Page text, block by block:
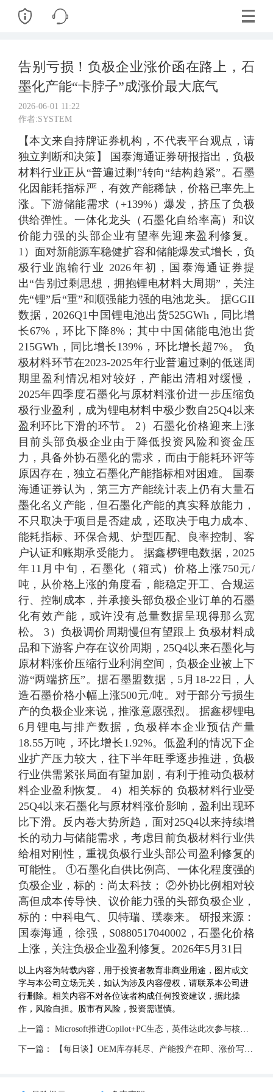
告别亏损！负极企业涨价函在路上，石
墨化产能“卡脖子”成涨价最大底气
2026-06-01 11:22
作者:SYSTEM
【本文来自持牌证券机构，不代表平台观点，请
独立判断和决策】 国泰海通证券研报指出，负极
材料行业正从“普遍过剩”转向“结构趋紧”。石墨
化因能耗指标严，有效产能稀缺，价格已率先上
涨。下游储能需求（+139%）爆发，挤压了负极
供给弹性。一体化龙头（石墨化自给率高）和议
价能力强的头部企业有望率先迎来盈利修复。
1）面对新能源车稳健扩容和储能爆发式增长，负
极行业跑输行业 2026年初，国泰海通证券提
出“告别过剩思想，拥抱锂电材料大周期”，关注
先“锂”后“重”和顺强能力强的电池龙头。 据GGII
数据，2026Q1中国锂电池出货525GWh，同比增
长67%，环比下降8%；其中中国储能电池出货
215GWh，同比增长139%，环比增长超7%。 负
极材料环节在2023-2025年行业普遍过剩的低迷周
期里盈利情况相对较好，产能出清相对缓慢，
2025年四季度石墨化与原材料涨价进一步压缩负
极行业盈利，成为锂电材料中极少数自25Q4以来
盈利环比下滑的环节。 2）石墨化价格迎来上涨
目前头部负极企业由于降低投资风险和资金压
力，具备外协石墨化的需求，而由于能耗环评等
原因存在，独立石墨化产能指标相对困难。 国泰
海通证券认为，第三方产能统计表上仍有大量石
墨化名义产能，但石墨化产能的真实释放能力，
不只取决于项目是否建成，还取决于电力成本、
能耗指标、环保合规、炉型匹配、良率控制、客
户认证和账期承受能力。 据鑫椤锂电数据，2025
年11月中旬，石墨化（箱式）价格上涨750元/
吨，从价格上涨的角度看，能稳定开工、合规运
行、控制成本，并承接头部负极企业订单的石墨
化有效产能，或许没有总量数据呈现得那么宽
松。 3）负极调价周期慢但有望跟上 负极材料成
品和下游客户存在议价周期，25Q4以来石墨化与
原材料涨价压缩行业利润空间，负极企业被上下
游“两端挤压”。据石墨盟数据，5月18-22日，人
造石墨价格小幅上涨500元/吨。对于部分亏损生
产的负极企业来说，推涨意愿强烈。 据鑫椤锂电
6月锂电与排产数据，负极样本企业预估产量
18.55万吨，环比增长1.92%。低盈利的情况下企
业扩产压力较大，往下半年旺季逐步推进，负极
行业供需紧张局面有望加剧，有利于推动负极材
料企业盈利恢复。 4）相关标的 负极材料行业受
25Q4以来石墨化与原材料涨价影响，盈利出现环
比下滑。反内卷大势所趋，面对25Q4以来持续增
长的动力与储能需求，考虑目前负极材料行业供
给相对刚性，重视负极行业头部公司盈利修复的
可能性。 ①石墨化自供比例高、一体化程度强的
负极企业，标的：尚太科技； ②外协比例相对较
高但成本传导快、议价能力强的头部负极企业，
标的：中科电气、贝特瑞、璞泰来。 研报来源：
国泰海通，徐强，S0880517040002，石墨化价格
上涨，关注负极企业盈利修复。2026年5月31日
以上内容为转载内容，用于投资者教育非商业用途，图片或文
字与本公司立场无关，如认为涉及内容侵权，请联系本公司进
行删除。相关内容不对各位读者构成任何投资建议，据此操
作，风险自担。股市有风险，投资需谨慎。
上一篇： Microsoft推进Copilot+PC生态，英伟达此次参与核心平台建设，AI加速向端侧PC渗透！
下一篇： 【每日谈】OEM库存耗尽、产能投产在即、涨价写入长协，两机上游正经历定价权的结构性转移